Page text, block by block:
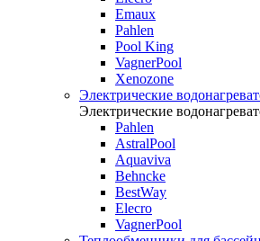
Emaux
Pahlen
Pool King
VagnerPool
Xenozone
Электрические
Электрические
Pahlen
AstralPool
Aquaviva
Behncke
BestWay
Elecro
VagnerPool